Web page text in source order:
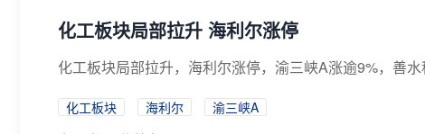
化工板块局部拉升 海利尔涨停
化工板块局部拉升，海利尔涨停，渝三峡A涨逾9%，善
化工板块 海利尔
渝三峡A